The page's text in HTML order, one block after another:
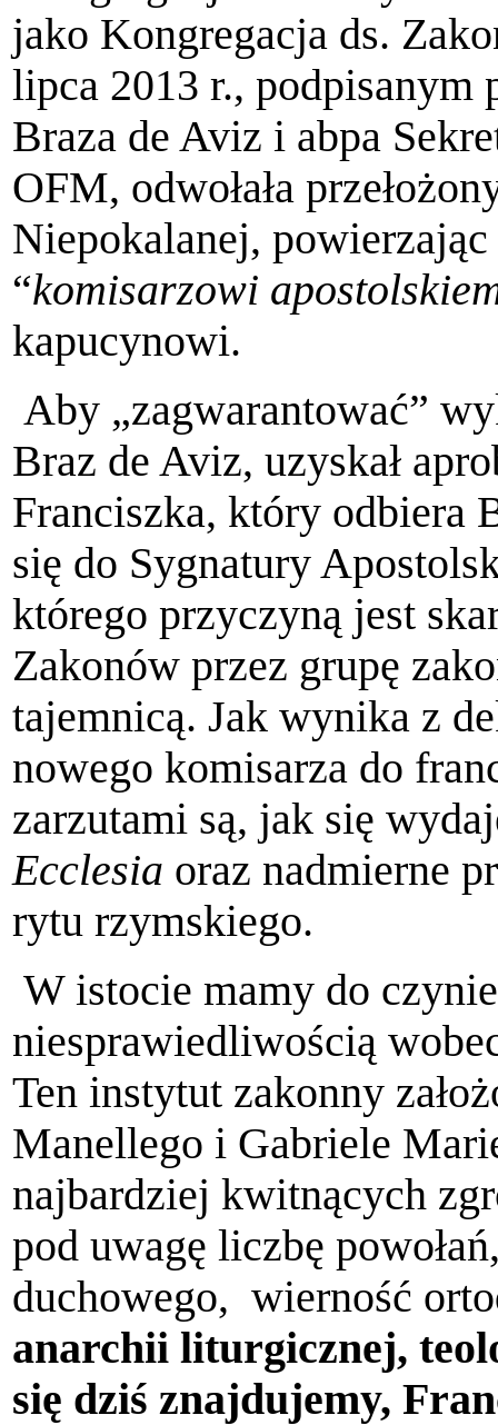
jako Kongregacja ds.
lipca 2013 r., podpisanym
Braza de Aviz i abpa
OFM, odwołała
Niepokalanej,
“komisarzowi
kapucynowi.
Aby „zagwarantować”
Braz de Aviz, uzyskał
Franciszka, który odbiera
się do Sygnatury
którego przyczyną jest
Zakonów przez grupę
tajemnicą. Jak wynika z
nowego komisarza do
zarzutami są, jak się
Ecclesia oraz nadmierne
rytu rzymskiego.
W istocie mamy do
niesprawiedliwością
Ten instytut zakonny
Manellego i Gabriele
najbardziej kwitnących
pod uwagę liczbę
duchowego, wierność
anarchii liturgicznej,
się dziś znajdujemy,